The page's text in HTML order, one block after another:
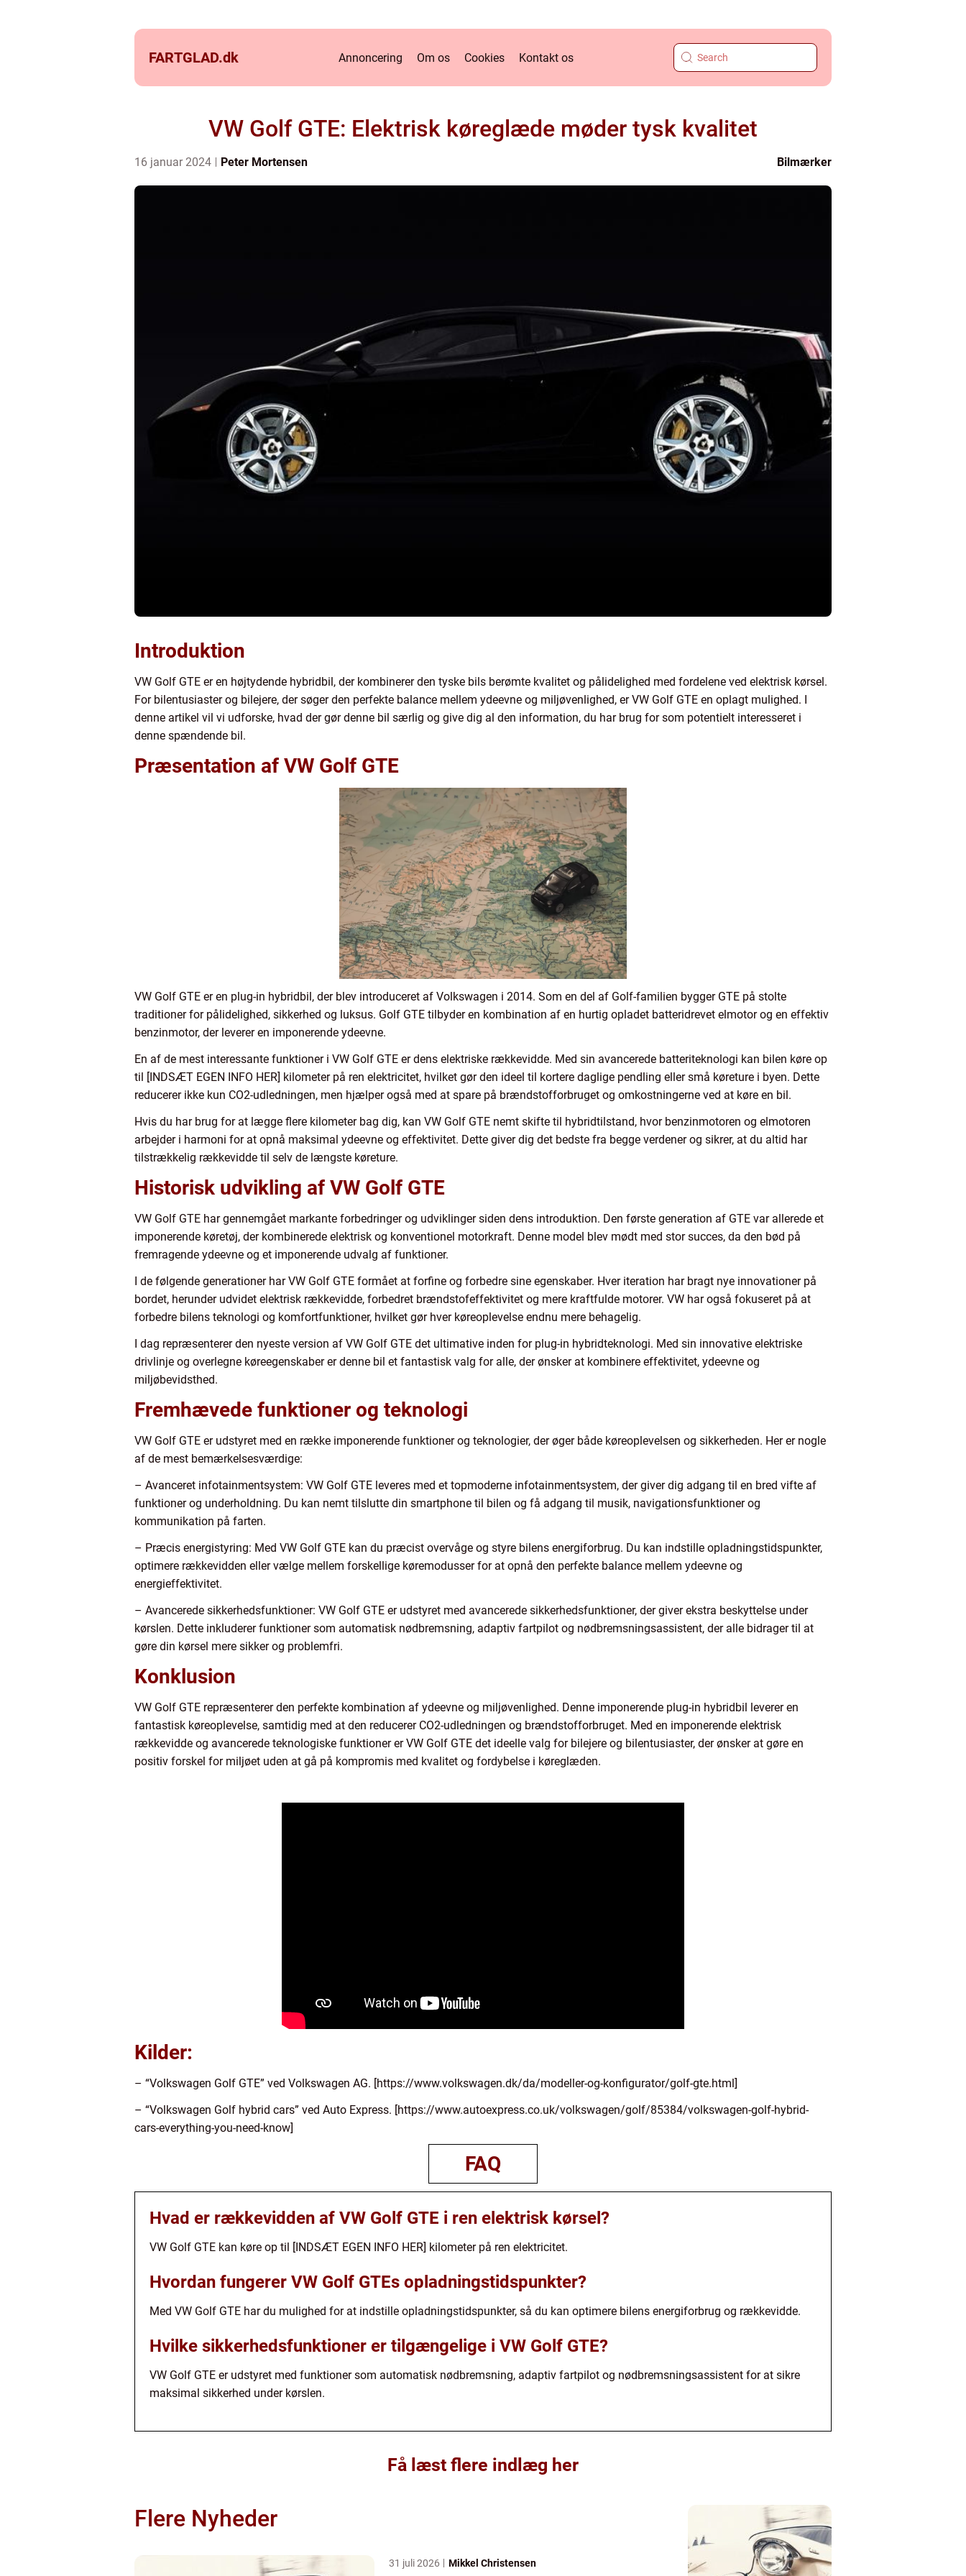
FARTGLAD.dk Annoncering Om os Cookies Kontakt os
VW Golf GTE: Elektrisk køreglæde møder tysk kvalitet
16 januar 2024 Peter Mortensen Bilmærker
Introduktion
VW Golf GTE er en højtydende hybridbil, der kombinerer den tyske bils berømte kvalitet og pålidelighed med fordelene ved elektrisk kørsel.
For bilentusiaster og bilejere, der søger den perfekte balance mellem ydeevne og miljøvenlighed, er VW Golf GTE en oplagt mulighed. I
denne artikel vil vi udforske, hvad der gør denne bil særlig og give dig al den information, du har brug for som potentielt interesseret i
denne spændende bil.
Præsentation af VW Golf GTE
VW Golf GTE er en plug-in hybridbil, der blev introduceret af Volkswagen i 2014. Som en del af Golf-familien bygger GTE på stolte
traditioner for pålidelighed, sikkerhed og luksus. Golf GTE tilbyder en kombination af en hurtig opladet batteridrevet elmotor og en effektiv
benzinmotor, der leverer en imponerende ydeevne.
En af de mest interessante funktioner i VW Golf GTE er dens elektriske rækkevidde. Med sin avancerede batteriteknologi kan bilen køre op
til [INDSÆT EGEN INFO HER] kilometer på ren elektricitet, hvilket gør den ideel til kortere daglige pendling eller små køreture i byen. Dette
reducerer ikke kun CO2-udledningen, men hjælper også med at spare på brændstofforbruget og omkostningerne ved at køre en bil.
Hvis du har brug for at lægge flere kilometer bag dig, kan VW Golf GTE nemt skifte til hybridtilstand, hvor benzinmotoren og elmotoren
arbejder i harmoni for at opnå maksimal ydeevne og effektivitet. Dette giver dig det bedste fra begge verdener og sikrer, at du altid har
tilstrækkelig rækkevidde til selv de længste køreture.
Historisk udvikling af VW Golf GTE
VW Golf GTE har gennemgået markante forbedringer og udviklinger siden dens introduktion. Den første generation af GTE var allerede et
imponerende køretøj, der kombinerede elektrisk og konventionel motorkraft. Denne model blev mødt med stor succes, da den bød på
fremragende ydeevne og et imponerende udvalg af funktioner.
I de følgende generationer har VW Golf GTE formået at forfine og forbedre sine egenskaber. Hver iteration har bragt nye innovationer på
bordet, herunder udvidet elektrisk rækkevidde, forbedret brændstofeffektivitet og mere kraftfulde motorer. VW har også fokuseret på at
forbedre bilens teknologi og komfortfunktioner, hvilket gør hver køreoplevelse endnu mere behagelig.
I dag repræsenterer den nyeste version af VW Golf GTE det ultimative inden for plug-in hybridteknologi. Med sin innovative elektriske
drivlinje og overlegne køreegenskaber er denne bil et fantastisk valg for alle, der ønsker at kombinere effektivitet, ydeevne og
miljøbevidsthed.
Fremhævede funktioner og teknologi
VW Golf GTE er udstyret med en række imponerende funktioner og teknologier, der øger både køreoplevelsen og sikkerheden. Her er nogle
af de mest bemærkelsesværdige:
– Avanceret infotainmentsystem: VW Golf GTE leveres med et topmoderne infotainmentsystem, der giver dig adgang til en bred vifte af
funktioner og underholdning. Du kan nemt tilslutte din smartphone til bilen og få adgang til musik, navigationsfunktioner og
kommunikation på farten.
– Præcis energistyring: Med VW Golf GTE kan du præcist overvåge og styre bilens energiforbrug. Du kan indstille opladningstidspunkter,
optimere rækkevidden eller vælge mellem forskellige køremodusser for at opnå den perfekte balance mellem ydeevne og
energieffektivitet.
– Avancerede sikkerhedsfunktioner: VW Golf GTE er udstyret med avancerede sikkerhedsfunktioner, der giver ekstra beskyttelse under
kørslen. Dette inkluderer funktioner som automatisk nødbremsning, adaptiv fartpilot og nødbremsningsassistent, der alle bidrager til at
gøre din kørsel mere sikker og problemfri.
Konklusion
VW Golf GTE repræsenterer den perfekte kombination af ydeevne og miljøvenlighed. Denne imponerende plug-in hybridbil leverer en
fantastisk køreoplevelse, samtidig med at den reducerer CO2-udledningen og brændstofforbruget. Med en imponerende elektrisk
rækkevidde og avancerede teknologiske funktioner er VW Golf GTE det ideelle valg for bilejere og bilentusiaster, der ønsker at gøre en
positiv forskel for miljøet uden at gå på kompromis med kvalitet og fordybelse i køreglæden.
Kilder:
– “Volkswagen Golf GTE” ved Volkswagen AG. [https://www.volkswagen.dk/da/modeller-og-konfigurator/golf-gte.html]
– “Volkswagen Golf hybrid cars” ved Auto Express. [https://www.autoexpress.co.uk/volkswagen/golf/85384/volkswagen-golf-hybrid-
cars-everything-you-need-know]
FAQ
Hvad er rækkevidden af VW Golf GTE i ren elektrisk kørsel?
VW Golf GTE kan køre op til [INDSÆT EGEN INFO HER] kilometer på ren elektricitet.
Hvordan fungerer VW Golf GTEs opladningstidspunkter?
Med VW Golf GTE har du mulighed for at indstille opladningstidspunkter, så du kan optimere bilens energiforbrug og rækkevidde.
Hvilke sikkerhedsfunktioner er tilgængelige i VW Golf GTE?
VW Golf GTE er udstyret med funktioner som automatisk nødbremsning, adaptiv fartpilot og nødbremsningsassistent for at sikre
maksimal sikkerhed under kørslen.
Få læst flere indlæg her
Flere Nyheder
31 juli 2026 Mikkel Christensen